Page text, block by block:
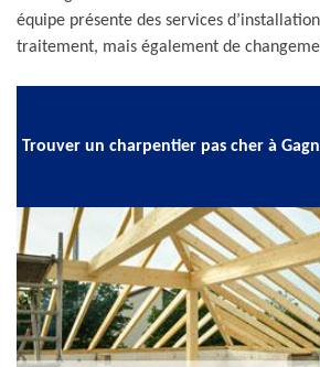
équipe présente des services
traitement, mais également de
Trouver un charpentier pas cher à